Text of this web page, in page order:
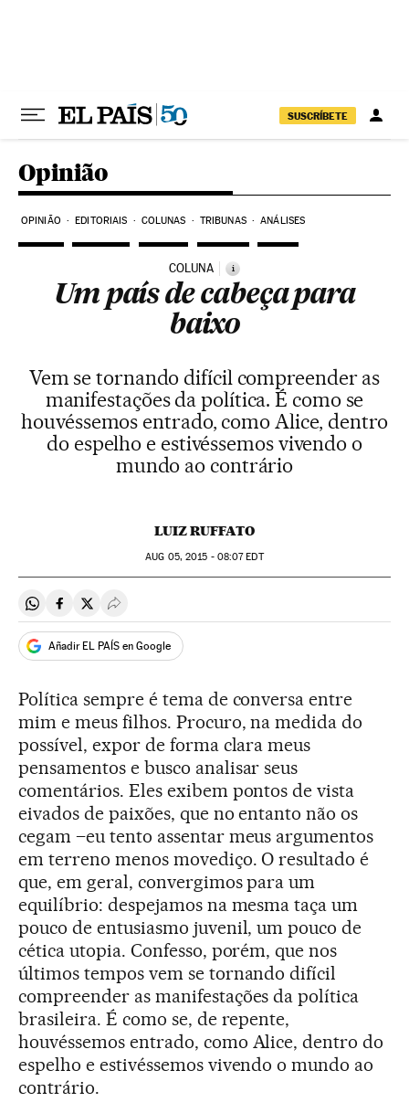
SUSCRÍBETE
Opinião
OPINIÃO EDITORIAIS COLUNAS TRIBUNAS ANÁLISES
COLUNA i
Um país de cabeça para
baixo
Vem se tornando difícil compreender as
manifestações da política. É como se
houvéssemos entrado, como Alice, dentro
do espelho e estivéssemos vivendo o
mundo ao contrário
LUIZ RUFFATO
AUG 05, 2015 - 08:07EDT
Compartir en Whatsapp
Compartir en Facebook
Compartir en Twitter
Desplegar Redes Sociales
Añadir EL PAÍS en Google
Política sempre é tema de conversa entre
mim e meus filhos. Procuro, na medida do
possível, expor de forma clara meus
pensamentos e busco analisar seus
comentários. Eles exibem pontos de vista
eivados de paixões, que no entanto não os
cegam –eu tento assentar meus argumentos
em terreno menos movediço. O resultado é
que, em geral, convergimos para um
equilíbrio: despejamos na mesma taça um
pouco de entusiasmo juvenil, um pouco de
cética utopia. Confesso, porém, que nos
últimos tempos vem se tornando difícil
compreender as manifestações da política
brasileira. É como se, de repente,
houvéssemos entrado, como Alice, dentro do
espelho e estivéssemos vivendo o mundo ao
contrário.